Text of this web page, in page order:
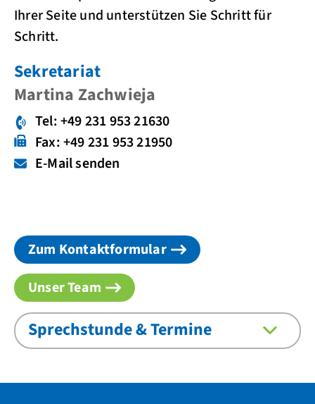
Ihrer Seite und unterstützen Sie Schritt für
Schritt.
Sekretariat
Martina Zachwieja
Tel: +49 231 953 21630
Fax: +49 231 953 21950
E-Mail senden
Zum Kontaktformular
Unser Team
Sprechstunde & Termine